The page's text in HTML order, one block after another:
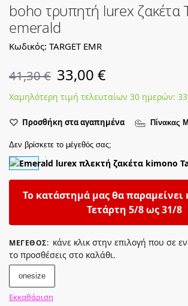
boho τρυπητή lurex ζακέτα
emerald
Κωδικός: TARGET EMR
41,30€ 33,00 €
Χαμηλότερη τιμή τελευταίων 30 ημερών:
Προσθήκη στα αγαπημένα Πίνακας
Δεν βρίσκετε το μέγεθός σας;
Το κατάστημά μας θα παραμείνει
Τετάρτη 5/8 ως 31/8
ΜΈΓΕΘΟΣ: κάνε κλικ στην επιλογή που σε
το προσθέσεις στο καλάθι.
onesize
Εκκαθάριση